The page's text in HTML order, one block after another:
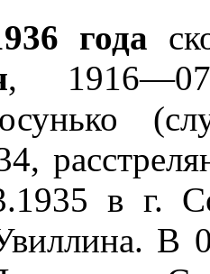
года
,
в г.
В